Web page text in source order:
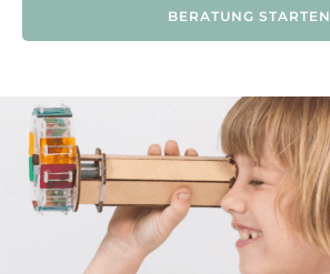
BERATUNG STARTEN